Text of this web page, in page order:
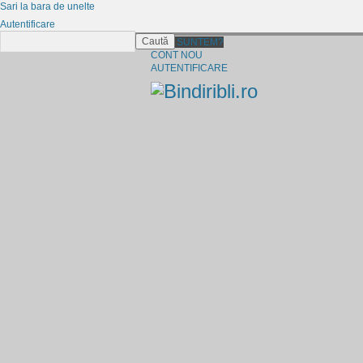
CINE SUNTEM?
CONT NOU
AUTENTIFICARE
Sari la bara de unelte
Autentificare
Caută